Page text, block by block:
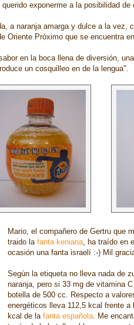
exponerme a la posibilidad
a naranja amarga y dulce a la vez,
Oriente Próximo que se encuentra
en la boca llena de diversión,
un cosquilleo en de la lengua".
Mario, el compañero de Gertru que
traido la fanta keniana, ha traído en
ocasión una fanta israelí :-) Mil
Según la etiqueta no lleva nada de
naranja, pero si 33 mg de vitamina
botella de 500 cc. Respecto a
energéticos lleva 112,5 kcal frente a
kcal de la fanta española. Me